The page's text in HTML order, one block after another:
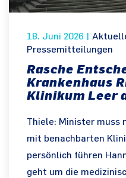
18. Juni 2026
Pressemitteilungen
Rasche
Krankenhaus
Klinikum Leer
Thiele: Minister muss
mit benachbarten
persönlich führen
geht um die